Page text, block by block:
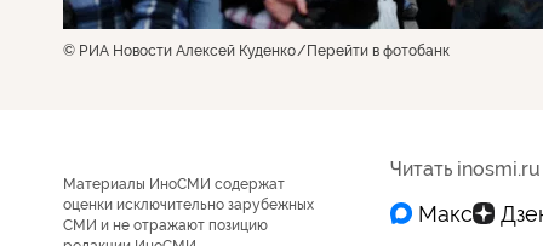
© РИА Новости Алексей Куденко Перейти в фотобанк
Материалы ИноСМИ содержат
оценки исключительно зарубежных
СМИ и не отражают позицию
Читать inosmi.ru